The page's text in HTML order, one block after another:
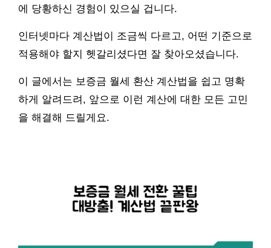
에 당황하신 경험이 있으실 겁니다.
인터넷마다 계산법이 조금씩 다르고, 어떤 기준으로
적용해야 할지 헷갈리셨다면 잘 찾아오셨습니다.
이 글에서는 보증금 월세 환산 계산법을 쉽고 명확
하게 알려드려, 앞으로 이런 계산에 대한 모든 고민
을 해결해 드릴게요.